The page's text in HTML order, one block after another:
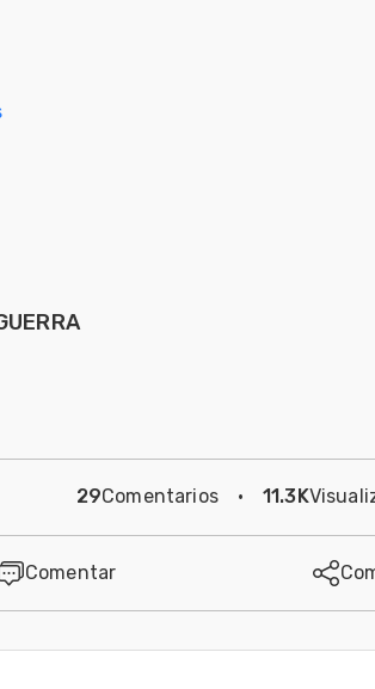
29Comentarios · 11.3K
Comentar